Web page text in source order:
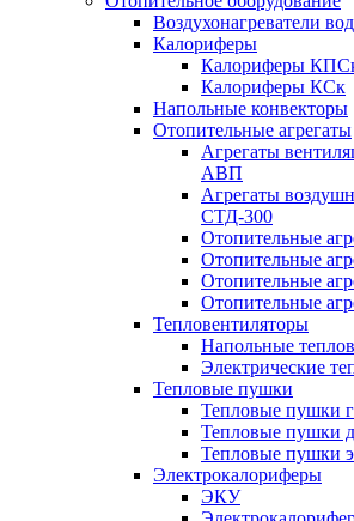
Воздухонагреватели
Калориферы
Калориферы
Калориферы КСк
Напольные конвекторы
Отопительные агрегаты
Агрегаты
АВП
Агрегаты
СТД-300
Отопительные
Отопительные
Отопительные
Отопительные
Тепловентиляторы
Напольные
Электрические
Тепловые пушки
Тепловые пушки
Тепловые пушки
Тепловые пушки
Электрокалориферы
ЭКУ